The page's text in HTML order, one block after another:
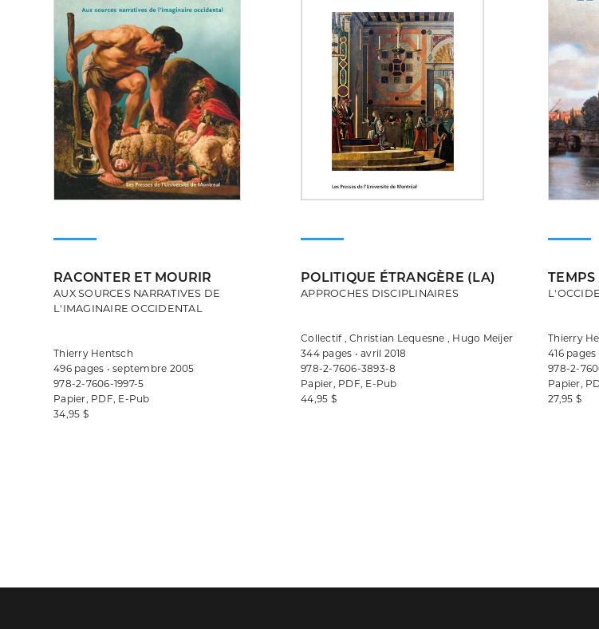
RACONTER ET MOURIR
AUX SOURCES NARRATIVES DE
L'IMAGINAIRE OCCIDENTAL
Thierry Hentsch
496 pages • septembre 2005
978-2-7606-1997-5
Papier, PDF, E-Pub
34,95 $
POLITIQUE ÉTRANGÈRE (LA)
APPROCHES DISCIPLINAIRES
Collectif , Christian Lequesne , Hugo Meijer
344 pages • avril 2018
978-2-7606-3893-8
Papier, PDF, E-Pub
44,95 $
Thierry
416
978-2-
Papier,
27,95 $